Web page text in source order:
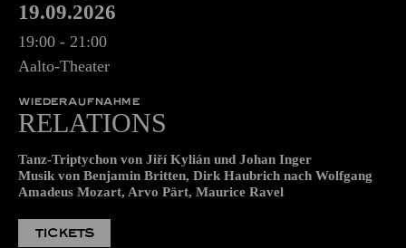
19.09.2026
19:00 - 21:00
Aalto-Theater
WIEDERAUFNAHME
RELATIONS
Tanz-Triptychon von Jiří Kylián und Johan Inger
Musik von Benjamin Britten, Dirk Haubrich nach Wolfgang
Amadeus Mozart, Arvo Pärt, Maurice Ravel
TICKETS